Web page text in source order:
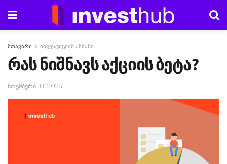
მთავარი ინვესტიციის ანბანი
რას ნიშნავს აქციის ბეტა?
ნოემბერი 18, 2024